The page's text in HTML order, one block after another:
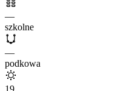
—
szkolne
—
podkowa
19